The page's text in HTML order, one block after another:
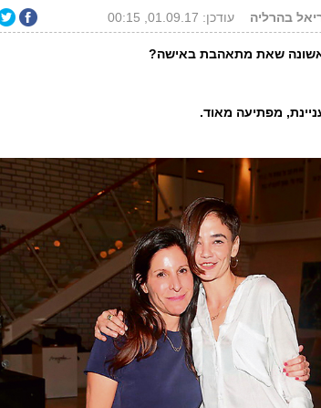
בהרליה עודכן: 01.09.17, 00:15
שאת מתאהבת באישה?
מפתיעה מאוד.